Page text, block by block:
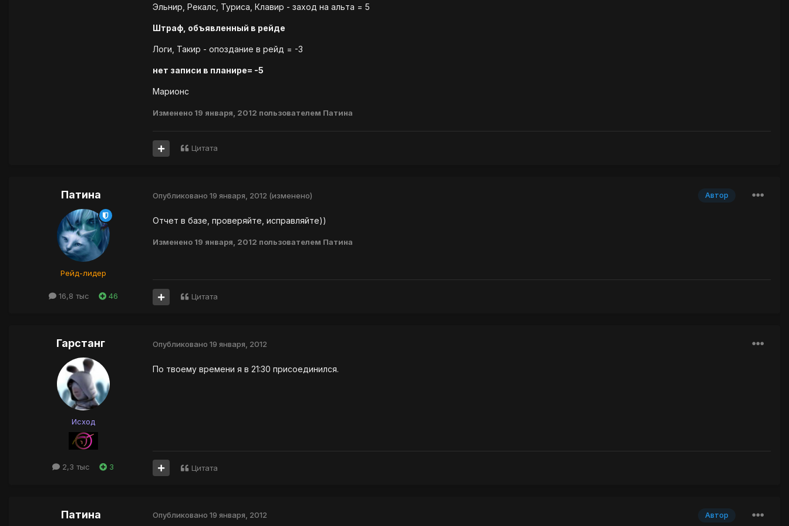
Эльнир, Рекалс, Туриса, Клавир - заход на альта = 5
Штраф, объявленный в рейде
Логи, Такир - опоздание в рейд = -3
нет записи в планире= -5
Марионс
Изменено 19 января, 2012 пользователем Патина
Цитата
Патина
Рейд-лидер
16,8 тыс 46
Автор
Опубликовано 19 января, 2012 (изменено)
Отчет в базе, проверяйте, исправляйте))
Изменено 19 января, 2012 пользователем Патина
Цитата
Гарстанг
Исход
2,3 тыс 3
Опубликовано 19 января, 2012
По твоему времени я в 21:30 присоединился.
Цитата
Патина Автор
Опубликовано 19 января, 2012